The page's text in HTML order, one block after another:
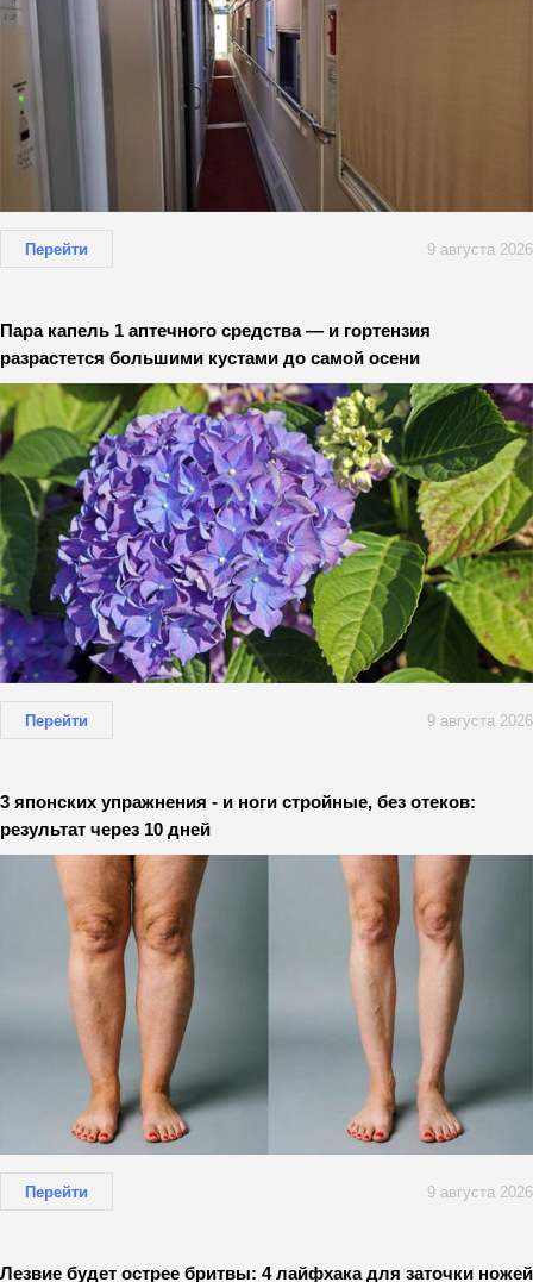
Перейти 9 августа 2026
Пара капель 1 аптечного средства — и гортензия
разрастется большими кустами до самой осени
Перейти 9 августа 2026
3 японских упражнения - и ноги стройные, без отеков:
результат через 10 дней
Перейти 9 августа 2026
Лезвие будет острее бритвы: 4 лайфхака для заточки ножей